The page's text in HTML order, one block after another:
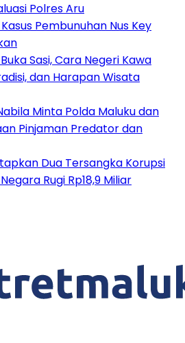
Polres Aru
Pembunuhan Nus Key
Sasi, Cara Negeri Kawa
dan Harapan Wisata
Minta Polda Maluku dan
Pinjaman Predator dan
Dua Tersangka Korupsi
Rugi Rp18,9 Miliar